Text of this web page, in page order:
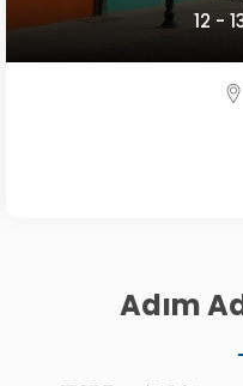
Adım